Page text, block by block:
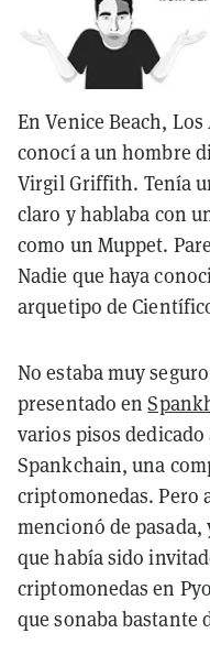
En Venice Beach,
conocí a un hombre
Virgil Griffith. Tenía
claro y hablaba con
como un Muppet.
Nadie que haya
arquetipo de
No estaba muy
presentado en
varios pisos
Spankchain, una
criptomonedas. Pero
mencionó de
que había sido
criptomonedas en
que sonaba bastante